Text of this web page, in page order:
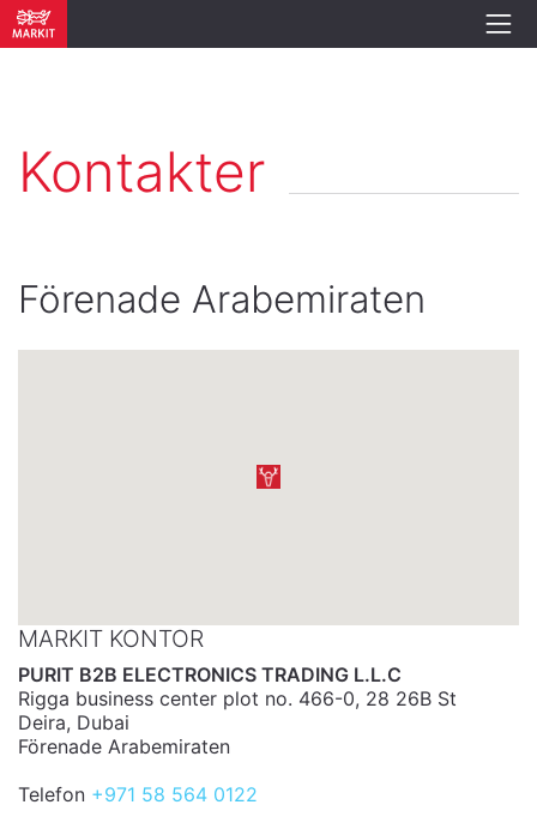
Kontakter
Förenade Arabemiraten
MARKIT KONTOR
PURIT B2B ELECTRONICS TRADING L.L.C
Rigga business center plot no. 466-0, 28 26B St
Deira, Dubai
Förenade Arabemiraten
Telefon +971 58 564 0122